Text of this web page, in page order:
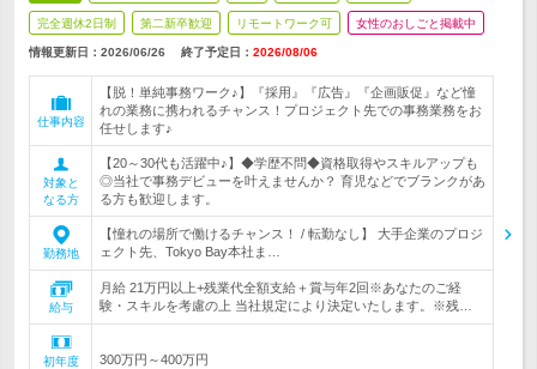
完全週休2日制 第二新卒歓迎 リモートワーク可 女性のおしごと掲載中
情報更新日：2026/06/26 終了予定日： 2026/08/06
仕事内容
【脱！単純事務ワーク♪】『採用』『広告』『企画販促』など憧
れの業務に携われるチャンス！プロジェクト先での事務業務をお
任せします♪
対象と
なる方
【20～30代も活躍中♪】◆学歴不問◆資格取得やスキルアップも
◎当社で事務デビューを叶えませんか？ 育児などでブランクがあ
る方も歓迎します。
勤務地
【憧れの場所で働けるチャンス！ / 転勤なし】 大手企業のプロジ
ェクト先、Tokyo Bay本社ま…
給与
月給 21万円以上+残業代全額支給＋賞与年2回※あなたのご経
験・スキルを考慮の上 当社規定により決定いたします。※残…
初年度
300万円～400万円